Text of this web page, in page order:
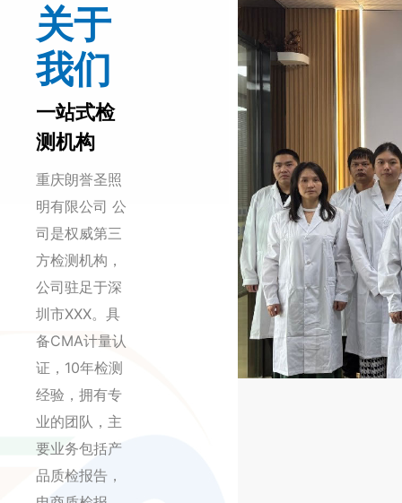
关于
我们
一站式检
测机构
重庆朗誉圣照
明有限公司 公
司是权威第三
方检测机构，
公司驻足于深
圳市XXX。具
备CMA计量认
证，10年检测
经验，拥有专
业的团队，主
要业务包括产
品质检报告，